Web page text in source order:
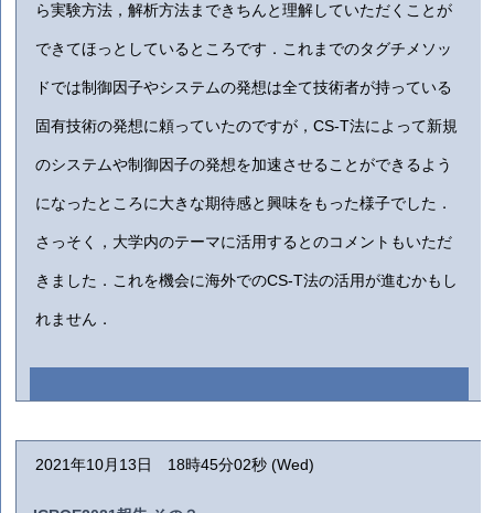
ら実験方法，解析方法まできちんと理解していただくことが
できてほっとしているところです．これまでのタグチメソッ
ドでは制御因子やシステムの発想は全て技術者が持っている
固有技術の発想に頼っていたのですが，CS-T法によって新規
のシステムや制御因子の発想を加速させることができるよう
になったところに大きな期待感と興味をもった様子でした．
さっそく，大学内のテーマに活用するとのコメントもいただ
きました．これを機会に海外でのCS-T法の活用が進むかもし
れません．
2021年10月13日 18時45分02秒 (Wed)